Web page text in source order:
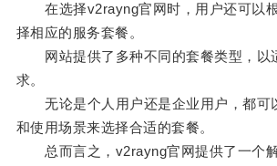
在选择v2rayng官网时，用户还可以
择相应的服务套餐。
网站提供了多种不同的套餐类型，以
求。
无论是个人用户还是企业用户，都可
和使用场景来选择合适的套餐。
总而言之，v2rayng官网提供了一个